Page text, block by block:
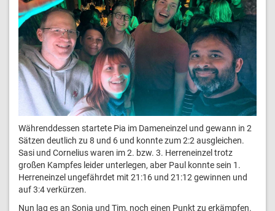
Währenddessen startete Pia im Dameneinzel und gewann in 2
Sätzen deutlich zu 8 und 6 und konnte zum 2:2 ausgleichen.
Sasi und Cornelius waren im 2. bzw. 3. Herreneinzel trotz
großen Kampfes leider unterlegen, aber Paul konnte sein 1.
Herreneinzel ungefährdet mit 21:16 und 21:12 gewinnen und
auf 3:4 verkürzen.
Nun lag es an Sonja und Tim, noch einen Punkt zu erkämpfen.